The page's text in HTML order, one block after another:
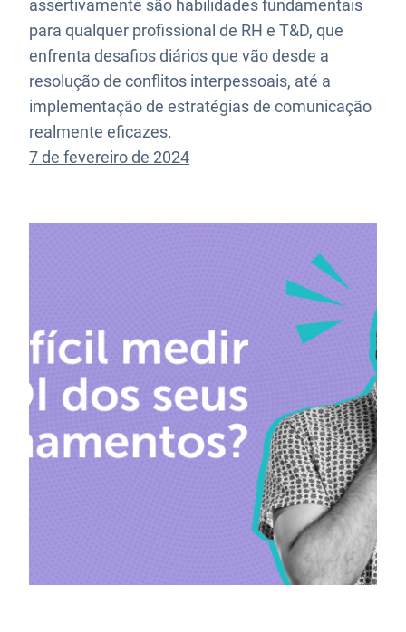
assertivamente são habilidades fundamentais
para qualquer profissional de RH e T&D, que
enfrenta desafios diários que vão desde a
resolução de conflitos interpessoais, até a
implementação de estratégias de comunicação
realmente eficazes.
7 de fevereiro de 2024